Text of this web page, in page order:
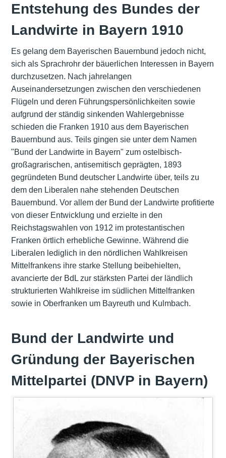
Entstehung des Bundes der
Landwirte in Bayern 1910
Es gelang dem Bayerischen Bauernbund jedoch nicht,
sich als Sprachrohr der bäuerlichen Interessen in Bayern
durchzusetzen. Nach jahrelangen
Auseinandersetzungen zwischen den verschiedenen
Flügeln und deren Führungspersönlichkeiten sowie
aufgrund der ständig sinkenden Wahlergebnisse
schieden die Franken 1910 aus dem Bayerischen
Bauernbund aus. Teils gingen sie unter dem Namen
"Bund der Landwirte in Bayern" zum ostelbisch-
großagrarischen, antisemitisch geprägten, 1893
gegründeten Bund deutscher Landwirte über, teils zu
dem den Liberalen nahe stehenden Deutschen
Bauernbund. Vor allem der Bund der Landwirte profitierte
von dieser Entwicklung und erzielte in den
Reichstagswahlen von 1912 im protestantischen
Franken örtlich erhebliche Gewinne. Während die
Liberalen lediglich in den nördlichen Wahlkreisen
Mittelfrankens ihre starke Stellung beibehielten,
avancierte der BdL zur stärksten Partei der ländlich
strukturierten Wahlkreise im südlichen Mittelfranken
sowie in Oberfranken um Bayreuth und Kulmbach.
Bund der Landwirte und
Gründung der Bayerischen
Mittelpartei (DNVP in Bayern)